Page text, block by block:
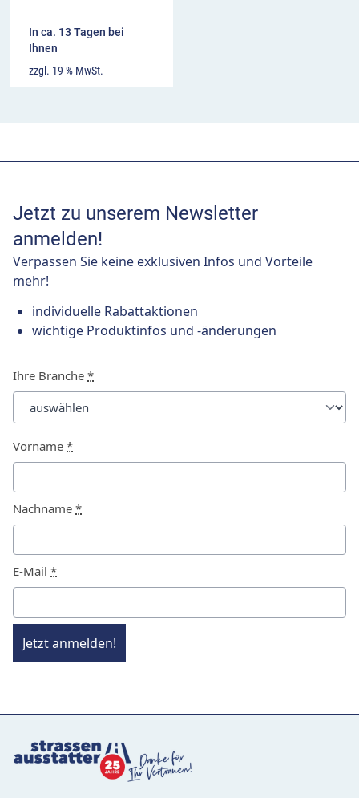
In ca. 13 Tagen bei
Ihnen
zzgl. 19 % MwSt.
Jetzt zu unserem Newsletter
anmelden!
Verpassen Sie keine exklusiven Infos und Vorteile
mehr!
individuelle Rabattaktionen
wichtige Produktinfos und -änderungen
Ihre Branche *
Vorname *
Nachname *
E-Mail *
Jetzt anmelden!